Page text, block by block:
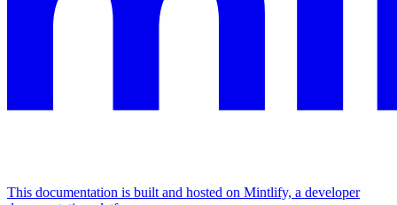
This documentation is built and hosted on Mintlify, a developer